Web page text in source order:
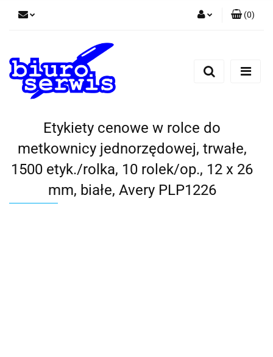
Zarejestruj się
(0)
Etykiety cenowe w rolce do
metkownicy jednorzędowej, trwałe,
1500 etyk./rolka, 10 rolek/op., 12 x 26
mm, białe, Avery PLP1226